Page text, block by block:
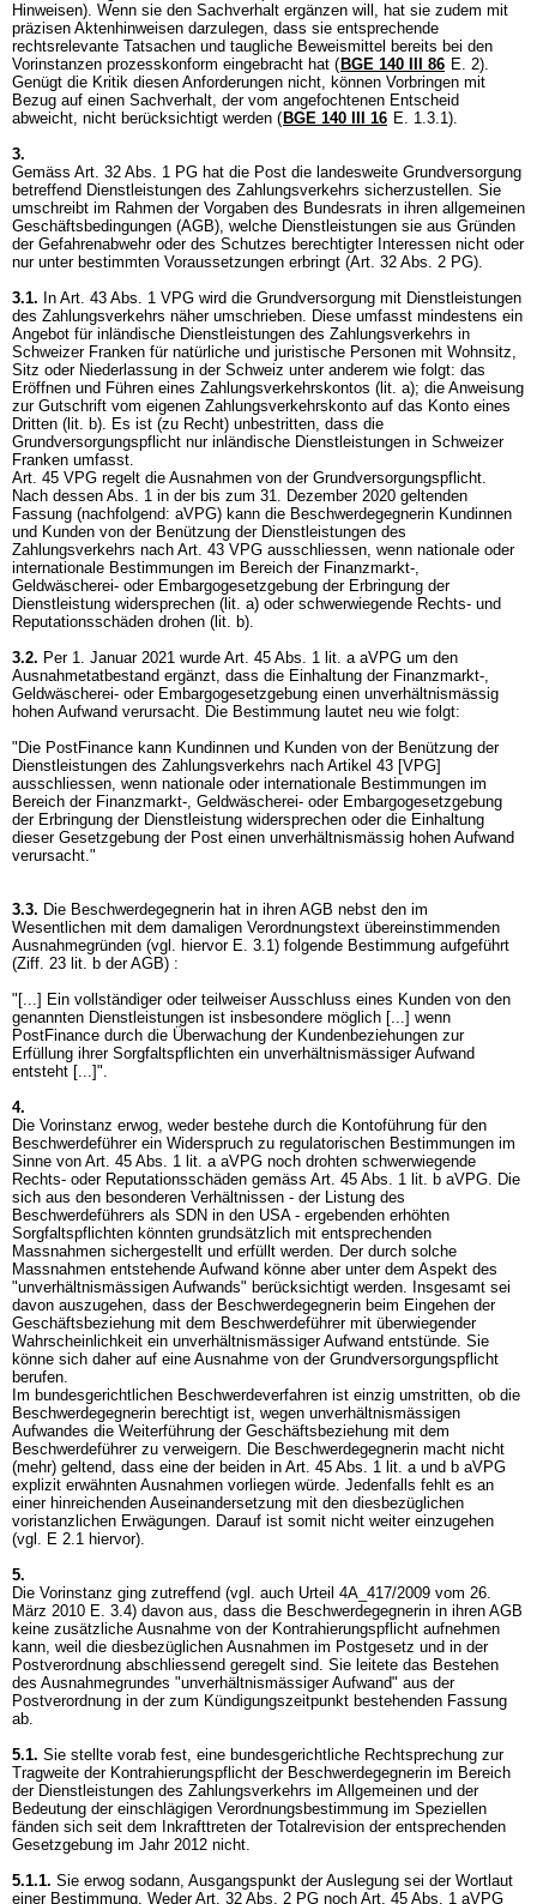
Hinweisen). Wenn sie den Sachverhalt ergänzen will, hat sie zudem mit
präzisen Aktenhinweisen darzulegen, dass sie entsprechende
rechtsrelevante Tatsachen und taugliche Beweismittel bereits bei den
Vorinstanzen prozesskonform eingebracht hat ( BGE 140 III 86 E. 2).
Genügt die Kritik diesen Anforderungen nicht, können Vorbringen mit
Bezug auf einen Sachverhalt, der vom angefochtenen Entscheid
abweicht, nicht berücksichtigt werden ( BGE 140 III 16 E. 1.3.1).
3.
Gemäss Art. 32 Abs. 1 PG hat die Post die landesweite Grundversorgung
betreffend Dienstleistungen des Zahlungsverkehrs sicherzustellen. Sie
umschreibt im Rahmen der Vorgaben des Bundesrats in ihren allgemeinen
Geschäftsbedingungen (AGB), welche Dienstleistungen sie aus Gründen
der Gefahrenabwehr oder des Schutzes berechtigter Interessen nicht oder
nur unter bestimmten Voraussetzungen erbringt (Art. 32 Abs. 2 PG).
3.1. In Art. 43 Abs. 1 VPG wird die Grundversorgung mit Dienstleistungen
des Zahlungsverkehrs näher umschrieben. Diese umfasst mindestens ein
Angebot für inländische Dienstleistungen des Zahlungsverkehrs in
Schweizer Franken für natürliche und juristische Personen mit Wohnsitz,
Sitz oder Niederlassung in der Schweiz unter anderem wie folgt: das
Eröffnen und Führen eines Zahlungsverkehrskontos (lit. a); die Anweisung
zur Gutschrift vom eigenen Zahlungsverkehrskonto auf das Konto eines
Dritten (lit. b). Es ist (zu Recht) unbestritten, dass die
Grundversorgungspflicht nur inländische Dienstleistungen in Schweizer
Franken umfasst.
Art. 45 VPG regelt die Ausnahmen von der Grundversorgungspflicht.
Nach dessen Abs. 1 in der bis zum 31. Dezember 2020 geltenden
Fassung (nachfolgend: aVPG) kann die Beschwerdegegnerin Kundinnen
und Kunden von der Benützung der Dienstleistungen des
Zahlungsverkehrs nach Art. 43 VPG ausschliessen, wenn nationale oder
internationale Bestimmungen im Bereich der Finanzmarkt-,
Geldwäscherei- oder Embargogesetzgebung der Erbringung der
Dienstleistung widersprechen (lit. a) oder schwerwiegende Rechts- und
Reputationsschäden drohen (lit. b).
3.2. Per 1. Januar 2021 wurde Art. 45 Abs. 1 lit. a aVPG um den
Ausnahmetatbestand ergänzt, dass die Einhaltung der Finanzmarkt-,
Geldwäscherei- oder Embargogesetzgebung einen unverhältnismässig
hohen Aufwand verursacht. Die Bestimmung lautet neu wie folgt:
"Die PostFinance kann Kundinnen und Kunden von der Benützung der
Dienstleistungen des Zahlungsverkehrs nach Artikel 43 [VPG]
ausschliessen, wenn nationale oder internationale Bestimmungen im
Bereich der Finanzmarkt-, Geldwäscherei- oder Embargogesetzgebung
der Erbringung der Dienstleistung widersprechen oder die Einhaltung
dieser Gesetzgebung der Post einen unverhältnismässig hohen Aufwand
verursacht."
3.3. Die Beschwerdegegnerin hat in ihren AGB nebst den im
Wesentlichen mit dem damaligen Verordnungstext übereinstimmenden
Ausnahmegründen (vgl. hiervor E. 3.1) folgende Bestimmung aufgeführt
(Ziff. 23 lit. b der AGB) :
"[...] Ein vollständiger oder teilweiser Ausschluss eines Kunden von den
genannten Dienstleistungen ist insbesondere möglich [...] wenn
PostFinance durch die Überwachung der Kundenbeziehungen zur
Erfüllung ihrer Sorgfaltspflichten ein unverhältnismässiger Aufwand
entsteht [...]".
4.
Die Vorinstanz erwog, weder bestehe durch die Kontoführung für den
Beschwerdeführer ein Widerspruch zu regulatorischen Bestimmungen im
Sinne von Art. 45 Abs. 1 lit. a aVPG noch drohten schwerwiegende
Rechts- oder Reputationsschäden gemäss Art. 45 Abs. 1 lit. b aVPG. Die
sich aus den besonderen Verhältnissen - der Listung des
Beschwerdeführers als SDN in den USA - ergebenden erhöhten
Sorgfaltspflichten könnten grundsätzlich mit entsprechenden
Massnahmen sichergestellt und erfüllt werden. Der durch solche
Massnahmen entstehende Aufwand könne aber unter dem Aspekt des
"unverhältnismässigen Aufwands" berücksichtigt werden. Insgesamt sei
davon auszugehen, dass der Beschwerdegegnerin beim Eingehen der
Geschäftsbeziehung mit dem Beschwerdeführer mit überwiegender
Wahrscheinlichkeit ein unverhältnismässiger Aufwand entstünde. Sie
könne sich daher auf eine Ausnahme von der Grundversorgungspflicht
berufen.
Im bundesgerichtlichen Beschwerdeverfahren ist einzig umstritten, ob die
Beschwerdegegnerin berechtigt ist, wegen unverhältnismässigen
Aufwandes die Weiterführung der Geschäftsbeziehung mit dem
Beschwerdeführer zu verweigern. Die Beschwerdegegnerin macht nicht
(mehr) geltend, dass eine der beiden in Art. 45 Abs. 1 lit. a und b aVPG
explizit erwähnten Ausnahmen vorliegen würde. Jedenfalls fehlt es an
einer hinreichenden Auseinandersetzung mit den diesbezüglichen
voristanzlichen Erwägungen. Darauf ist somit nicht weiter einzugehen
(vgl. E 2.1 hiervor).
5.
Die Vorinstanz ging zutreffend (vgl. auch Urteil 4A_417/2009 vom 26.
März 2010 E. 3.4) davon aus, dass die Beschwerdegegnerin in ihren AGB
keine zusätzliche Ausnahme von der Kontrahierungspflicht aufnehmen
kann, weil die diesbezüglichen Ausnahmen im Postgesetz und in der
Postverordnung abschliessend geregelt sind. Sie leitete das Bestehen
des Ausnahmegrundes "unverhältnismässiger Aufwand" aus der
Postverordnung in der zum Kündigungszeitpunkt bestehenden Fassung
ab.
5.1. Sie stellte vorab fest, eine bundesgerichtliche Rechtsprechung zur
Tragweite der Kontrahierungspflicht der Beschwerdegegnerin im Bereich
der Dienstleistungen des Zahlungsverkehrs im Allgemeinen und der
Bedeutung der einschlägigen Verordnungsbestimmung im Speziellen
fänden sich seit dem Inkrafttreten der Totalrevision der entsprechenden
Gesetzgebung im Jahr 2012 nicht.
5.1.1. Sie erwog sodann, Ausgangspunkt der Auslegung sei der Wortlaut
einer Bestimmung. WederArt. 32 Abs. 2 PG noch Art. 45 Abs. 1 aVPG